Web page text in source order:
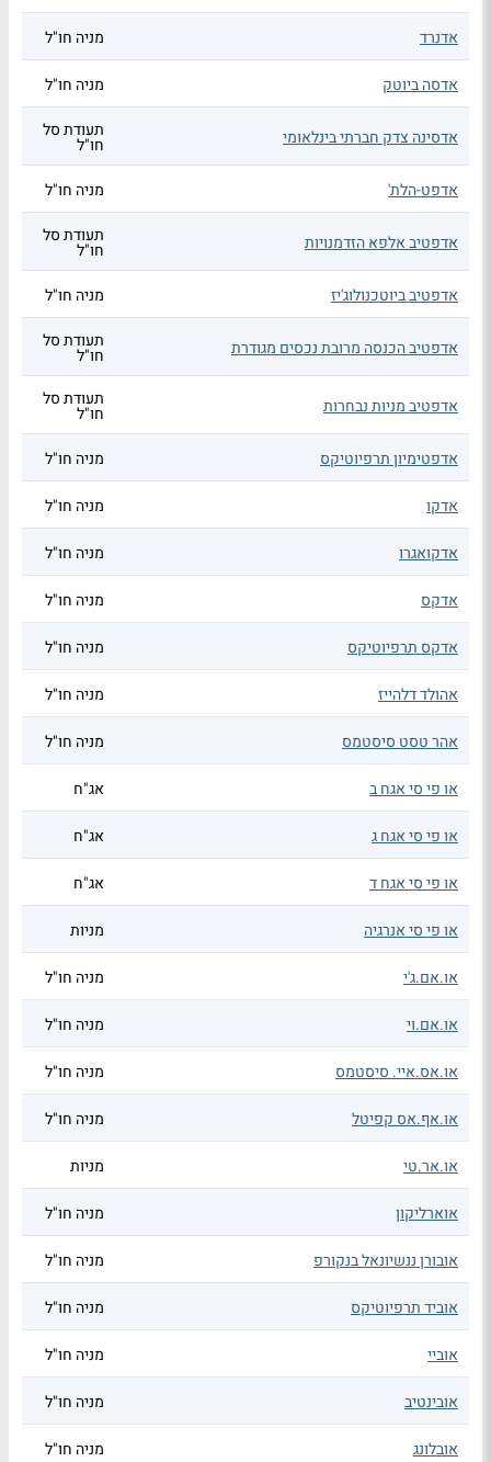
אדנרד מניה חו"ל
אדסה ביוטק מניה חו"ל
אדסינה צדק חברתי בינלאומי תעודת סל
חו"ל
אדפט-הלת'
מניה חו"ל
אדפטיב אלפא הזדמנויות תעודת סל
חו"ל
אדפטיב ביוטכנולוג'יז
מניה חו"ל
אדפטיב הכנסה מרובת נכסים מגודרת תעודת סל
חו"ל
אדפטיב מניות נבחרות תעודת סל
חו"ל
אדפטימיון תרפיוטיקס
מניה חו"ל
אדקו מניה חו"ל
אדקואגרו מניה חו"ל
אדקס מניה חו"ל
אדקס תרפיוטיקס מניה חו"ל
אהולד דלהייז מניה חו"ל
אהר טסט סיסטמס מניה חו"ל
או פי סי אגח ב אג"ח
או פי סי אגח ג אג"ח
או פי סי אגח ד אג"ח
או פי סי אנרגיה מניות
או.אם.ג'י מניה חו"ל
או.אם.וי מניה חו"ל
או.אס.איי. סיסטמס מניה חו"ל
או.אף.אס קפיטל מניה חו"ל
או.אר.טי מניות
אוארליקון מניה חו"ל
אובורן ננשיונאל בנקורפ מניה חו"ל
אוביד תרפיוטיקס מניה חו"ל
אוביי מניה חו"ל
אובינטיב מניה חו"ל
אובלונג מניה חו"ל